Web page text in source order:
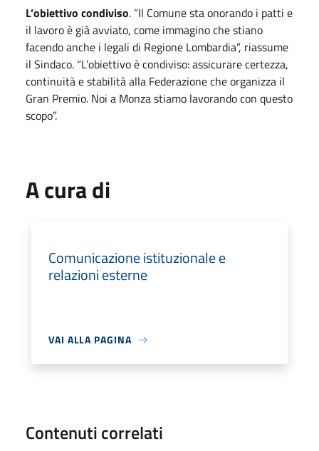
L’obiettivo condiviso. “Il Comune sta onorando i patti e
il lavoro è già avviato, come immagino che stiano
facendo anche i legali di Regione Lombardia”, riassume
il Sindaco. “L’obiettivo è condiviso: assicurare certezza,
continuità e stabilità alla Federazione che organizza il
Gran Premio. Noi a Monza stiamo lavorando con questo
scopo”.
A cura di
Comunicazione istituzionale e
relazioni esterne
VAI ALLA PAGINA
Contenuti correlati